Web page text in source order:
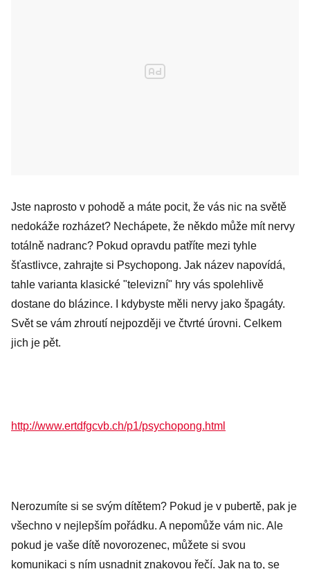
Jste naprosto v pohodě a máte pocit, že vás nic na světě
nedokáže rozházet? Nechápete, že někdo může mít nervy
totálně nadranc? Pokud opravdu patříte mezi tyhle
šťastlivce, zahrajte si Psychopong. Jak název napovídá,
tahle varianta klasické "televizní" hry vás spolehlivě
dostane do blázince. I kdybyste měli nervy jako špagáty.
Svět se vám zhroutí nejpozději ve čtvrté úrovni. Celkem
jich je pět.
http://www.ertdfgcvb.ch/p1/psychopong.html
Nerozumíte si se svým dítětem? Pokud je v pubertě, pak je
všechno v nejlepším pořádku. A nepomůže vám nic. Ale
pokud je vaše dítě novorozenec, můžete si svou
komunikaci s ním usnadnit znakovou řečí. Jak na to, se